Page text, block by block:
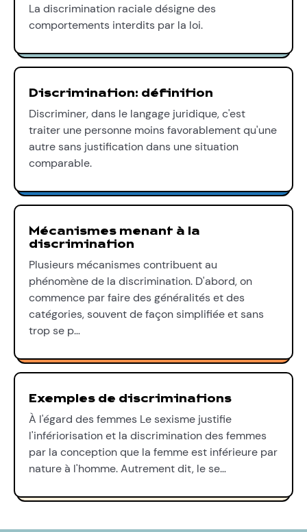
La discrimination raciale désigne des
comportements interdits par la loi.
Discrimination: définition
Discriminer, dans le langage juridique, c'est
traiter une personne moins favorablement qu'une
autre sans justification dans une situation
comparable.
Mécanismes menant à la
discrimination
Plusieurs mécanismes contribuent au
phénomène de la discrimination. D'abord, on
commence par faire des généralités et des
catégories, souvent de façon simplifiée et sans
trop se p…
Exemples de discriminations
À l'égard des femmes Le sexisme justifie
l'infériorisation et la discrimination des femmes
par la conception que la femme est inférieure par
nature à l'homme. Autrement dit, le se…